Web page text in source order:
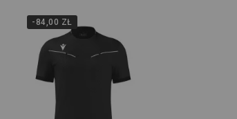
-84,00 ZŁ